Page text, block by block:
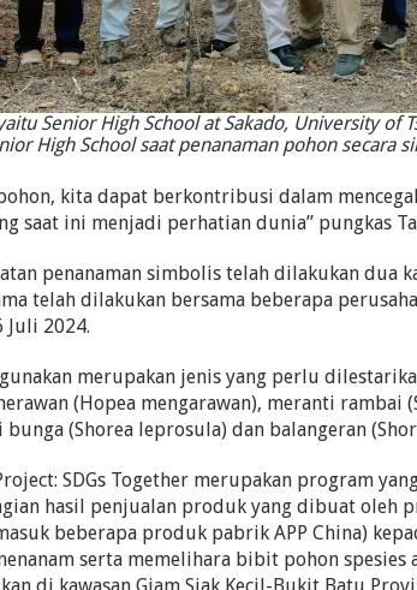
Senior High School at Sakado, University of
High School saat penanaman pohon secara
kita dapat berkontribusi dalam
saat ini menjadi perhatian dunia” pungkas
penanaman simbolis telah dilakukan dua
telah dilakukan bersama beberapa
Juli 2024.
merupakan jenis yang perlu
(Hopea mengarawan), meranti rambai
(Shorea leprosula) dan balangeran
SDGs Together merupakan program
hasil penjualan produk yang dibuat oleh
beberapa produk pabrik APP China)
serta memelihara bibit pohon spesies